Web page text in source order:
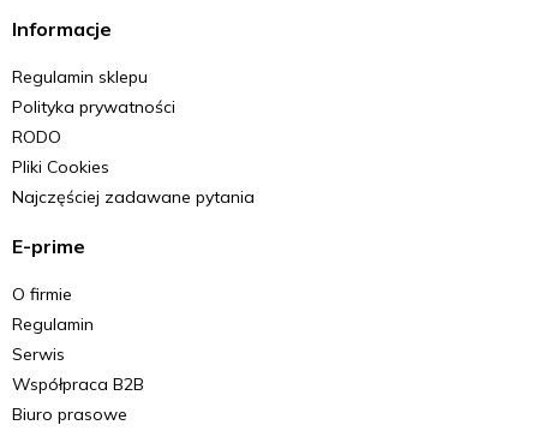
Informacje
Regulamin sklepu
Polityka prywatności
RODO
Pliki Cookies
Najczęściej zadawane pytania
E-prime
O firmie
Regulamin
Serwis
Współpraca B2B
Biuro prasowe